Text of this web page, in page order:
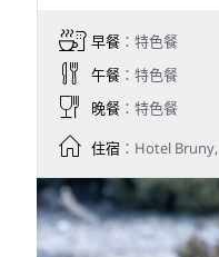
早餐：特色餐
午餐：特色餐
晚餐：特色餐
住宿：Hotel